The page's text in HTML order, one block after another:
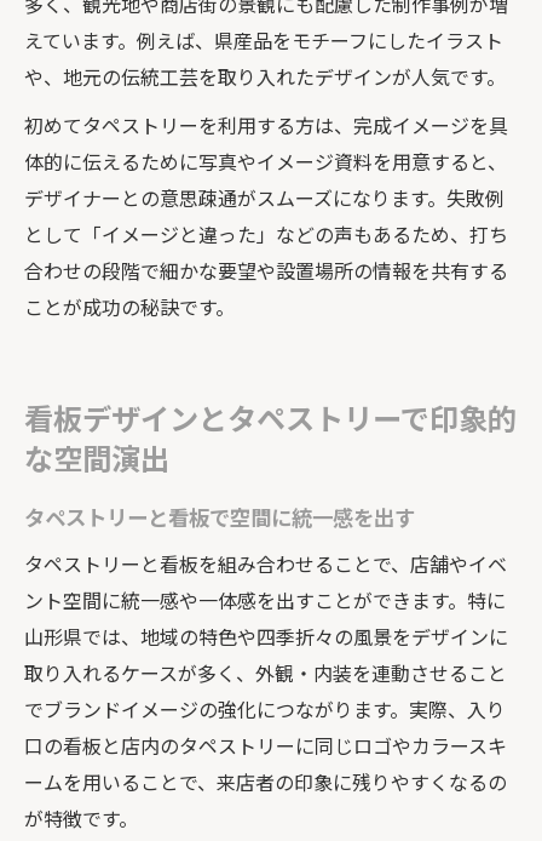
えています。例えば、県産品をモチーフにしたイラスト
や、地元の伝統工芸を取り入れたデザインが人気です。
初めてタペストリーを利用する方は、完成イメージを具
体的に伝えるために写真やイメージ資料を用意すると、
デザイナーとの意思疎通がスムーズになります。失敗例
として「イメージと違った」などの声もあるため、打ち
合わせの段階で細かな要望や設置場所の情報を共有する
ことが成功の秘訣です。
看板デザインとタペストリーで印象的
な空間演出
タペストリーと看板で空間に統一感を出す
タペストリーと看板を組み合わせることで、店舗やイベ
ント空間に統一感や一体感を出すことができます。特に
山形県では、地域の特色や四季折々の風景をデザインに
取り入れるケースが多く、外観・内装を連動させること
でブランドイメージの強化につながります。実際、入り
口の看板と店内のタペストリーに同じロゴやカラースキ
ームを用いることで、来店者の印象に残りやすくなるの
が特徴です。